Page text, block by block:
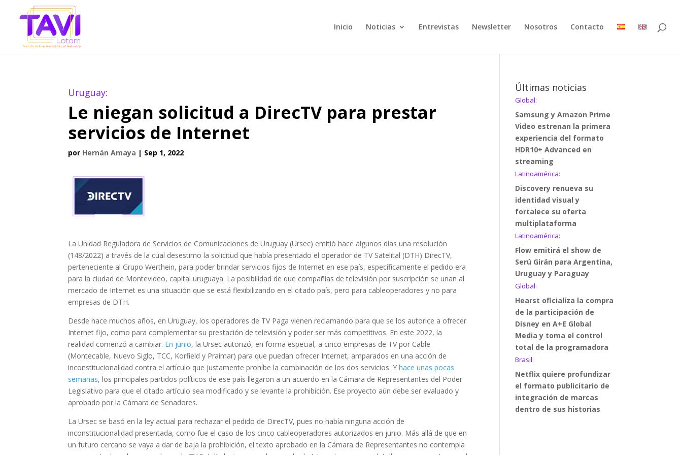
Inicio Noticias Entrevistas Newsletter Nosotros Contacto
Uruguay:
Le niegan solicitud a DirecTV para prestar
servicios de Internet
por Hernán Amaya | Sep 1, 2022
La Unidad Reguladora de Servicios de Comunicaciones de Uruguay (Ursec) emitió hace algunos días una resolución
(148/2022) a través de la cual desestimo la solicitud que había presentado el operador de TV Satelital (DTH) DirecTV,
perteneciente al Grupo Werthein, para poder brindar servicios fijos de Internet en ese país, específicamente el pedido era
para la ciudad de Montevideo, capital uruguaya. La posibilidad de que compañías de televisión por suscripción se unan al
mercado de Internet es una situación que se está flexibilizando en el citado país, pero para cableoperadores y no para
empresas de DTH.
Desde hace muchos años, en Uruguay, los operadores de TV Paga vienen reclamando para que se los autorice a ofrecer
Internet fijo, como para complementar su prestación de televisión y poder ser más competitivos. En este 2022, la
realidad comenzó a cambiar. En junio, la Ursec autorizó, en forma especial, a cinco empresas de TV por Cable
(Montecable, Nuevo Siglo, TCC, Korfield y Praimar) para que puedan ofrecer Internet, amparados en una acción de
inconstitucionalidad contra el artículo que justamente prohíbe la combinación de los dos servicios. Yhace unas pocas
semanas, los principales partidos políticos de ese país llegaron a un acuerdo en la Cámara de Representantes del Poder
Legislativo para que el citado artículo sea modificado y se levante la prohibición. Ese proyecto aún debe ser evaluado y
aprobado por la Cámara de Senadores.
La Ursec se basó en la ley actual para rechazar el pedido de DirecTV, pues no había ninguna acción de
inconstitucionalidad presentada, como fue el caso de los cinco cableoperadores autorizados en junio. Más allá de que en
un futuro cercano se vaya a dar de baja la prohibición, el texto aprobado en la Cámara de Representantes no contempla
Últimas noticias
Global:
Samsung y Amazon Prime
Video estrenan la primera
experiencia del formato
HDR10+ Advanced en
streaming
Latinoamérica:
Discovery renueva su
identidad visual y
fortalece su oferta
multiplataforma
Latinoamérica:
Flow emitirá el show de
Serú Girán para Argentina,
Uruguay y Paraguay
Global:
Hearst oficializa la compra
de la participación de
Disney en A+E Global
Media y toma el control
total de la programadora
Brasil:
Netflix quiere profundizar
el formato publicitario de
integración de marcas
dentro de sus historias